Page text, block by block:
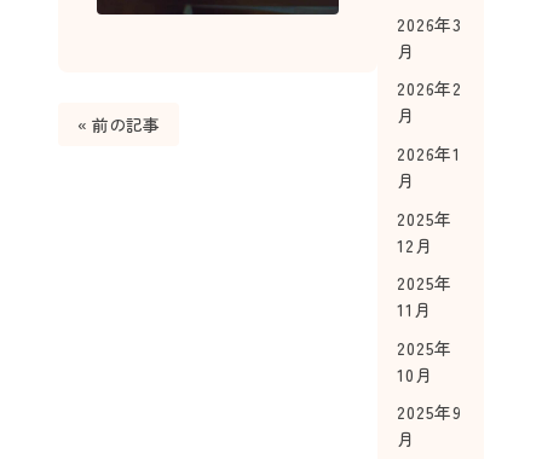
« 前の記事
2026年3
月
2026年2
月
2026年1
月
2025年
12月
2025年
11月
2025年
10月
2025年9
月